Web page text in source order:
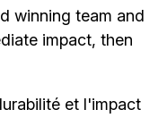
winning team and
impact, then
et l'impact